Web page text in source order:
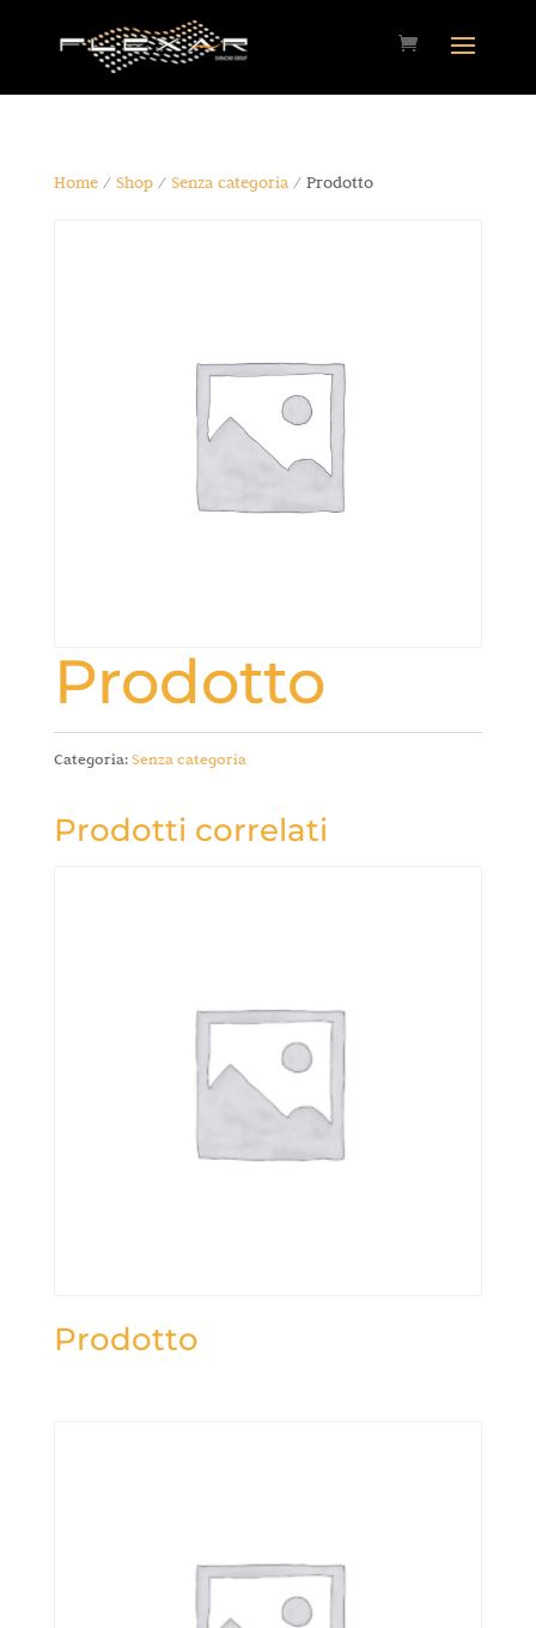
Home/ Shop/ Senza categoria/ Prodotto
Prodotto
Categoria:Senza categoria
Prodotti correlati
Prodotto